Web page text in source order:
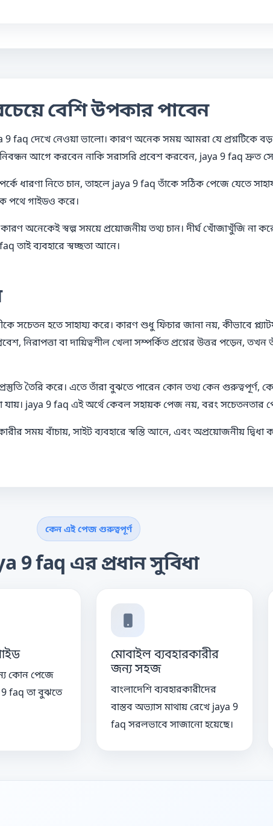
বেশি উপকার পাবেন
faq দেখে নেওয়া ভালো। কারণ অনেক সময় আমরা যে প্রশ্নটিকে
আগে করবেন নাকি সরাসরি প্রবেশ করবেন, jaya 9 faq দ্রুত
ধারণা নিতে চান, তাহলে jaya 9 faq তাঁকে সঠিক পেজে যেতে
পথে গাইডও করে।
কারণ অনেকেই স্বল্প সময়ে প্রয়োজনীয় তথ্য চান। দীর্ঘ খোঁজাখুঁজি না
তাই ব্যবহারে স্বচ্ছতা আনে।
হতে সাহায্য করে। কারণ শুধু ফিচার জানা নয়, কীভাবে
নিরাপত্তা বা দায়িত্বশীল খেলা সম্পর্কিত প্রশ্নের উত্তর পড়েন,
তৈরি করে। এতে তাঁরা বুঝতে পারেন কোন তথ্য কেন গুরুত্বপূর্ণ,
যায়। jaya 9 faq এই অর্থে কেবল সহায়ক পেজ নয়, বরং সচেতনতার
সময় বাঁচায়, সাইট ব্যবহারে স্বস্তি আনে, এবং অপ্রয়োজনীয়
কেন এই পেজ গুরুত্বপূর্ণ
9 faq এর প্রধান সুবিধা
কোন পেজে
9 faq তা বুঝতে
মোবাইল ব্যবহারকারীর
জন্য সহজ
বাংলাদেশি ব্যবহারকারীদের
বাস্তব অভ্যাস মাথায় রেখে jaya 9
faq সরলভাবে সাজানো হয়েছে।